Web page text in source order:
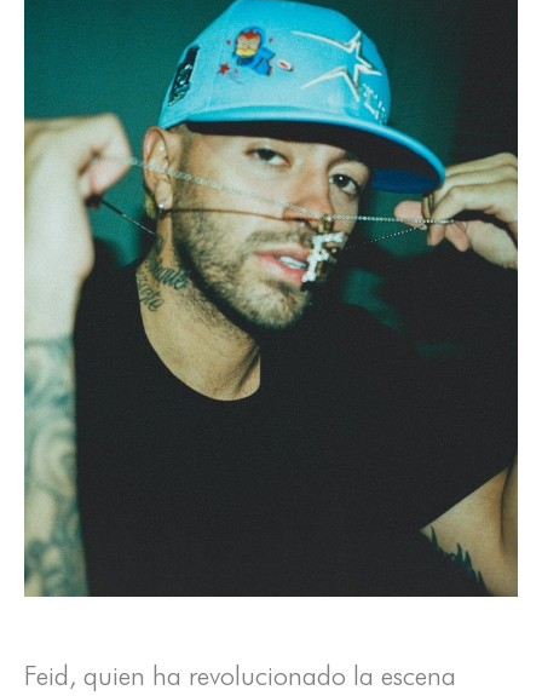
Feid, quien ha revolucionado la escena